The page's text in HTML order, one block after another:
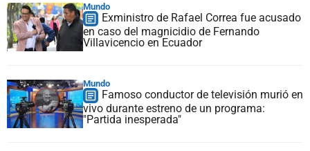
Mundo
Exministro de Rafael Correa fue acusado
en caso del magnicidio de Fernando
Villavicencio en Ecuador
Mundo
Famoso conductor de televisión murió en
vivo durante estreno de un programa:
"Partida inesperada"